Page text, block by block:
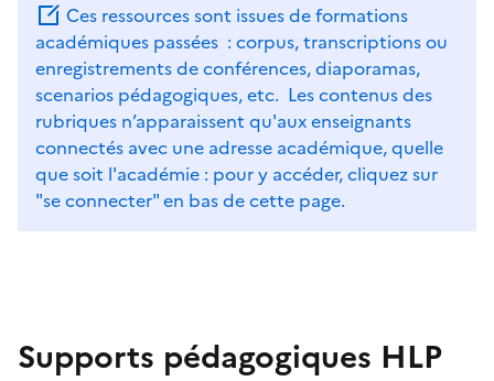
Ces ressources sont issues de formations
académiques passées : corpus, transcriptions ou
enregistrements de conférences, diaporamas,
scenarios pédagogiques, etc. Les contenus des
rubriques n’apparaissent qu'aux enseignants
connectés avec une adresse académique, quelle
que soit l'académie : pour y accéder, cliquez sur
"se connecter" en bas de cette page.
Supports pédagogiques HLP